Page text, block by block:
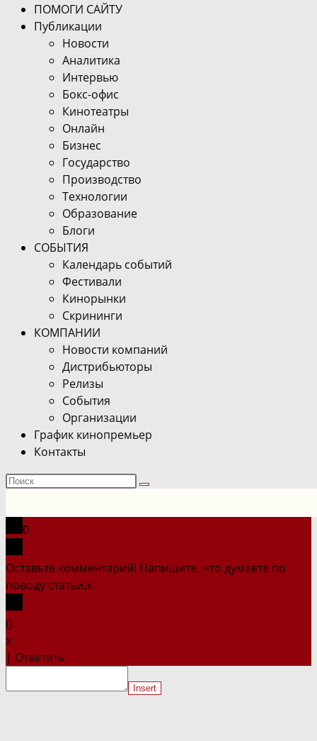
ПОМОГИ САЙТУ
Публикации
Новости
Аналитика
Интервью
Бокс-офис
Кинотеатры
Онлайн
Бизнес
Государство
Производство
Технологии
Образование
Блоги
СОБЫТИЯ
Календарь событий
Фестивали
Кинорынки
Скрининги
КОМПАНИИ
Новости компаний
Дистрибьюторы
Релизы
События
Организации
График кинопремьер
Контакты
Поиск
сайте
0
Оставьте комментарий! Напишите, что думаете по
поводу статьи.x
()
x
| Ответить
Insert